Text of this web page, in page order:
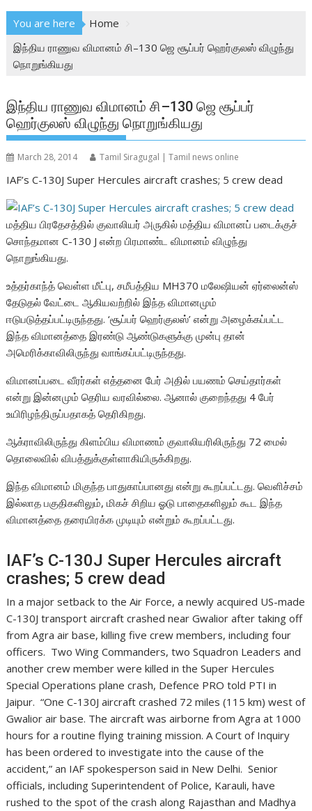
You are here
Home
இந்திய ராணுவ விமானம் சி–130 ஜெ சூப்பர் ஹெர்குலஸ் விழுந்து
நொறுங்கியது
இந்திய ராணுவ விமானம் சி–130 ஜெ சூப்பர்
ஹெர்குலஸ் விழுந்து நொறுங்கியது
March 28, 2014 Tamil Siragugal | Tamil news online
IAF’s C-130J Super Hercules aircraft crashes; 5 crew dead
மத்திய பிரதேசத்தில் குவாலியர் அருகில் மத்திய விமானப் படைக்குச்
சொந்தமான C-130 J என்ற பிரமாண்ட விமானம் விழுந்து
நொறுங்கியது.
உத்தர்காந்த் வெள்ள மீட்பு, சமீபத்திய MH370 மலேஷியன் ஏர்லைன்ஸ்
தேடுதல் வேட்டை ஆகியவற்றில் இந்த விமானமும்
ஈடுபடுத்தப்பட்டிருந்தது. ‘சூப்பர் ஹெர்குலஸ்’ என்று அழைக்கப்பட்ட
இந்த விமானத்தை இரண்டு ஆண்டுகளுக்கு முன்பு தான்
அமெரிக்காவிலிருந்து வாங்கப்பட்டிருந்தது.
விமானப்படை வீரர்கள் எத்தனை பேர் அதில் பயணம் செய்தார்கள்
என்று இன்னமும் தெரிய வரவில்லை. ஆனால் குறைந்தது 4 பேர்
உயிரிழந்திருப்பதாகத் தெரிகிறது.
ஆக்ராவிலிருந்து கிளம்பிய விமாணம் குவாலியரிலிருந்து 72 மைல்
தொலைவில் விபத்துக்குள்ளாகியிருக்கிறது.
இந்த விமானம் மிகுந்த பாதுகாப்பானது என்று கூறப்பட்டது. வெளிச்சம்
இல்லாத பகுதிகளிலும், மிகச் சிறிய ஓடு பாதைகளிலும் கூட இந்த
விமானத்தை தரையிரக்க முடியும் என்றும் கூறப்பட்டது.
IAF’s C-130J Super Hercules aircraft
crashes; 5 crew dead
In a major setback to the Air Force, a newly acquired US-made
C-130J transport aircraft crashed near Gwalior after taking off
from Agra air base, killing five crew members, including four
officers. Two Wing Commanders, two Squadron Leaders and
another crew member were killed in the Super Hercules
Special Operations plane crash, Defence PRO told PTI in
Jaipur. “One C-130J aircraft crashed 72 miles (115 km) west of
Gwalior air base. The aircraft was airborne from Agra at 1000
hours for a routine flying training mission. A Court of Inquiry
has been ordered to investigate into the cause of the
accident,” an IAF spokesperson said in New Delhi. Senior
officials, including Superintendent of Police, Karauli, have
rushed to the spot of the crash along Rajasthan and Madhya